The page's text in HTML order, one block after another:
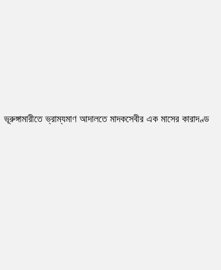
ভূরুঙ্গামারীতে ভ্রাম্যমাণ আদালতে মাদকসেবীর এক মাসের কারাদণ্ড